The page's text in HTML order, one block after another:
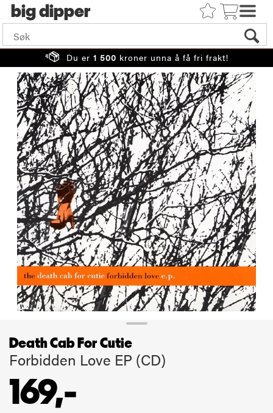
big
Du er 1 500 kroner unna å få fri frakt!
Death Cab For Cutie
Forbidden Love EP (CD)
169,-